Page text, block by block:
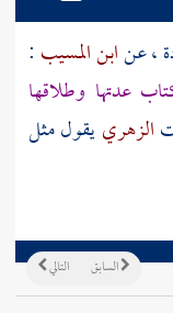
، عنابن المسيب :
عدتها وطلاقها
الزهرييقول مثل
التالي السابق